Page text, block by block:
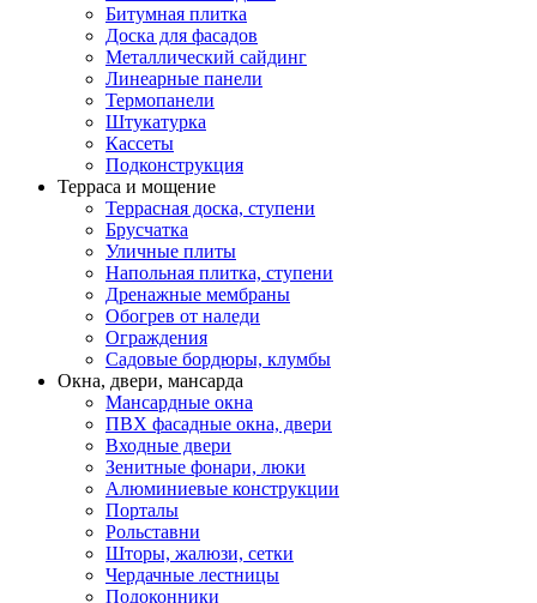
Битумная плитка
Доска для фасадов
Металлический сайдинг
Линеарные панели
Термопанели
Штукатурка
Кассеты
Подконструкция
Терраса и мощение
Террасная доска, ступени
Брусчатка
Уличные плиты
Напольная плитка, ступени
Дренажные мембраны
Обогрев от наледи
Ограждения
Садовые бордюры, клумбы
Окна, двери, мансарда
Мансардные окна
ПВХ фасадные окна, двери
Входные двери
Зенитные фонари, люки
Алюминиевые конструкции
Порталы
Рольставни
Шторы, жалюзи, сетки
Чердачные лестницы
Подоконники